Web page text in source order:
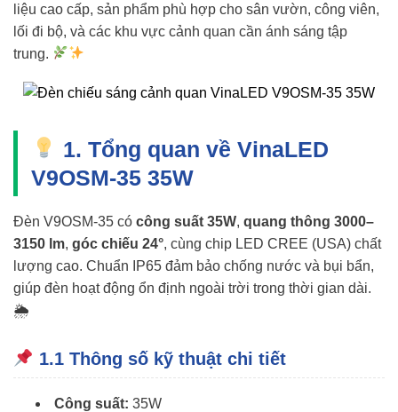
liệu cao cấp, sản phẩm phù hợp cho sân vườn, công viên,
lối đi bộ, và các khu vực cảnh quan cần ánh sáng tập
trung.
1. Tổng quan về VinaLED
V9OSM-35 35W
Đèn V9OSM-35 có công suất 35W, quang thông 3000–
3150 lm, góc chiếu 24°, cùng chip LED CREE (USA) chất
lượng cao. Chuẩn IP65 đảm bảo chống nước và bụi bẩn,
giúp đèn hoạt động ổn định ngoài trời trong thời gian dài.
🌦
1.1 Thông số kỹ thuật chi tiết
Công suất: 35W